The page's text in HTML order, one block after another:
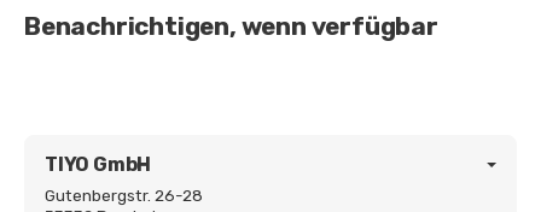
Benachrichtigen, wenn verfügbar
TIYO GmbH
Gutenbergstr. 26-28